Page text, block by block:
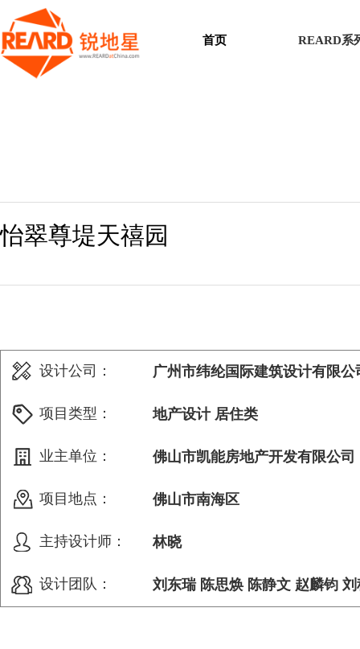
首页 REARD系
怡翠尊堤天禧园
设计公司： 广州市纬纶国际建筑设计有限公
项目类型： 地产设计 居住类
业主单位： 佛山市凯能房地产开发有限公司
项目地点： 佛山市南海区
主持设计师： 林晓
设计团队： 刘东瑞 陈思焕 陈静文 赵麟钧